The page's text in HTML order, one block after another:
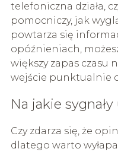
telefoniczna działa,
pomocniczy, jak
powtarza się
opóźnieniach,
większy zapas czasu
wejście punktualnie
Na jakie
Czy zdarza się, że
dlatego warto